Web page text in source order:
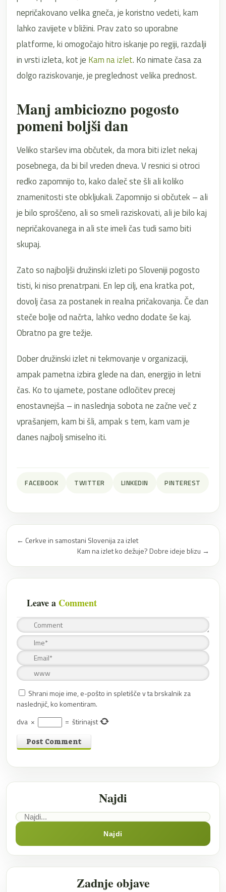
nepričakovano velika gneča, je koristno vedeti, kam
lahko zavijete v bližini. Prav zato so uporabne
platforme, ki omogočajo hitro iskanje po regiji, razdalji
in vrsti izleta, kot je Kam na izlet. Ko nimate časa za
dolgo raziskovanje, je preglednost velika prednost.
Manj ambiciozno pogosto
pomeni boljši dan
Veliko staršev ima občutek, da mora biti izlet nekaj
posebnega, da bi bil vreden dneva. V resnici si otroci
redko zapomnijo to, kako daleč ste šli ali koliko
znamenitosti ste obkljukali. Zapomnijo si občutek – ali
je bilo sproščeno, ali so smeli raziskovati, ali je bilo kaj
nepričakovanega in ali ste imeli čas tudi samo biti
skupaj.
Zato so najboljši družinski izleti po Sloveniji pogosto
tisti, ki niso prenatrpani. En lep cilj, ena kratka pot,
dovolj časa za postanek in realna pričakovanja. Če dan
steče bolje od načrta, lahko vedno dodate še kaj.
Obratno pa gre težje.
Dober družinski izlet ni tekmovanje v organizaciji,
ampak pametna izbira glede na dan, energijo in letni
čas. Ko to ujamete, postane odločitev precej
enostavnejša – in naslednja sobota ne začne več z
vprašanjem, kam bi šli, ampak s tem, kam vam je
danes najbolj smiselno iti.
FACEBOOK TWITTER LINKEDIN PINTEREST
← Cerkve in samostani Slovenija za izlet
Kam na izlet ko dežuje? Dobre ideje blizu →
Leave aComment
Shrani moje ime, e-pošto in spletišče v ta brskalnik za
naslednjič, ko komentiram.
dva × = štirinajst
Najdi
Najdi
Zadnje objave